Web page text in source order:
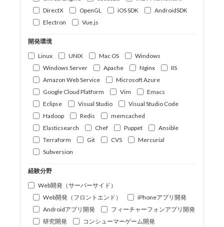
DirectX
OpenGL iOS SDK
AndroidSDK
Electron
Vue.js
開発環境
Linux
UNIX Mac OS
Windows
Windows Server
Apache Nginx
IIS
Amazon Web Service
Microsoft Azure
Google Cloud Platform
Vim
Emacs
Eclipse
Visual Studio
Visual Studio Code
Hadoop
Redis
memcached
Elasticsearch
Chef Puppet
Ansible
Terraform
Git CVS
Mercurial
Subversion
経験分野
Web開発（サーバーサイド）
Web開発（フロントエンド）
iPhoneアプリ開発
Androidアプリ開発
フィーチャーフォンアプリ開発
研究開発
コンシューマーゲーム開発